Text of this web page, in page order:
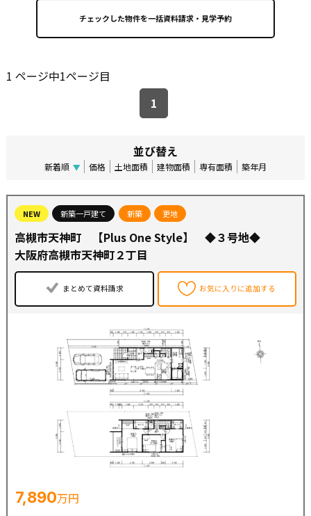
1 ページ中1ページ目
1
並び替え
新着順 価格 土地面積 建物面積 専有面積 築年月
NEW 新築一戸建て 新築 更地
高槻市天神町 【Plus One Style】 ◆３号地◆
大阪府高槻市天神町２丁目
まとめて資料請求 お気に入りに追加する
7,890万円